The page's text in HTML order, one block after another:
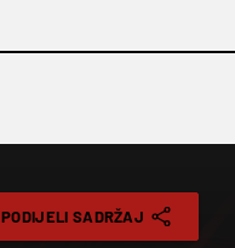
PODIJELI SADRŽAJ